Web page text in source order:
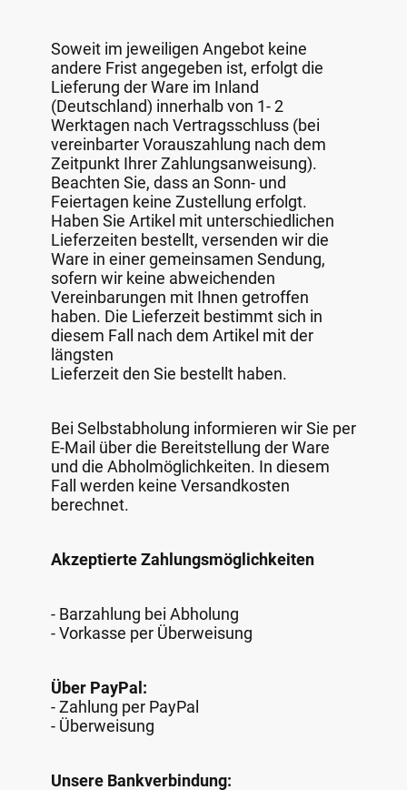
Soweit im jeweiligen Angebot keine
andere Frist angegeben ist, erfolgt die
Lieferung der Ware im Inland
(Deutschland) innerhalb von 1- 2
Werktagen nach Vertragsschluss (bei
vereinbarter Vorauszahlung nach dem
Zeitpunkt Ihrer Zahlungsanweisung).
Beachten Sie, dass an Sonn- und
Feiertagen keine Zustellung erfolgt.
Haben Sie Artikel mit unterschiedlichen
Lieferzeiten bestellt, versenden wir die
Ware in einer gemeinsamen Sendung,
sofern wir keine abweichenden
Vereinbarungen mit Ihnen getroffen
haben. Die Lieferzeit bestimmt sich in
diesem Fall nach dem Artikel mit der
längsten
Lieferzeit den Sie bestellt haben.
Bei Selbstabholung informieren wir Sie per
E-Mail über die Bereitstellung der Ware
und die Abholmöglichkeiten. In diesem
Fall werden keine Versandkosten
berechnet.
Akzeptierte Zahlungsmöglichkeiten
- Barzahlung bei Abholung
- Vorkasse per Überweisung
Über PayPal:
- Zahlung per PayPal
- Überweisung
Unsere Bankverbindung: